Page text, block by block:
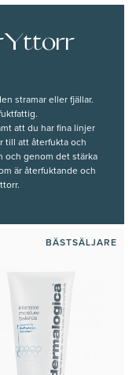
Yttorr
stramar eller fjällar.
.
att du har fina linjer
till att återfukta och
och genom det stärka
är återfuktande och
BÄSTSÄLJARE